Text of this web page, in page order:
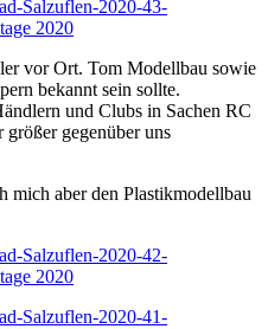
vor Ort. Tom Modellbau sowie
bekannt sein sollte.
und Clubs in Sachen RC
gegenüber uns
mich aber den Plastikmodellbau